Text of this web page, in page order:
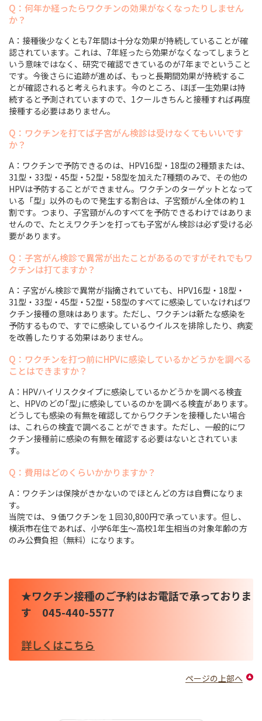
Q：何年か経ったらワクチンの効果がなくなったりしません
か？
A：接種後少なくとも7年間は十分な効果が持続していることが確
認されています。これは、7年経ったら効果がなくなってしまうと
いう意味ではなく、研究で確認できているのが7年までということ
です。今後さらに追跡が進めば、もっと長期間効果が持続するこ
とが確認されると考えられます。今のところ、ほぼ一生効果は持
続すると予測されていますので、1クールきちんと接種すれば再度
接種する必要はありません。
Q：ワクチンを打てば子宮がん検診は受けなくてもいいです
か？
A：ワクチンで予防できるのは、HPV16型・18型の2種類または、
31型・33型・45型・52型・58型を加えた7種類のみで、その他の
HPVは予防することができません。ワクチンのターゲットとなって
いる「型」以外のもので発生する割合は、子宮頚がん全体の約１
割です。つまり、子宮頸がんのすべてを予防できるわけではありま
せんので、たとえワクチンを打っても子宮がん検診は必ず受ける必
要があります。
Q：子宮がん検診で異常が出たことがあるのですがそれでもワ
クチンは打てますか？
A：子宮がん検診で異常が指摘されていても、HPV16型・18型・
31型・33型・45型・52型・58型のすべてに感染していなければワ
クチン接種の意味はあります。ただし、ワクチンは新たな感染を
予防するもので、すでに感染しているウイルスを排除したり、病変
を改善したりする効果はありません。
Q：ワクチンを打つ前にHPVに感染しているかどうかを調べる
ことはできますか？
A：HPVハイリスクタイプに感染しているかどうかを調べる検査
と、HPVのどの｢型｣に感染しているのかを調べる検査があります。
どうしても感染の有無を確認してからワクチンを接種したい場合
は、これらの検査で調べることができます。ただし、一般的にワ
クチン接種前に感染の有無を確認する必要はないとされていま
す。
Q：費用はどのくらいかかりますか？
A：ワクチンは保険がきかないのでほとんどの方は自費になりま
す。
当院では、９価ワクチンを１回30,800円で承っています。但し、
横浜市在住であれば、小学6年生～高校1年生相当の対象年齢の方
のみ公費負担（無料）になります。
★ワクチン接種のご予約はお電話で承っておりま
す 045-440-5577
詳しくはこちら
ページの上部へ